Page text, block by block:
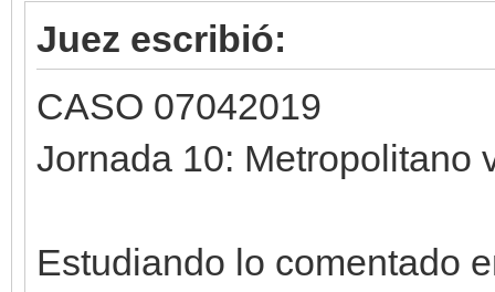
Juez escribió:
CASO 07042019
Jornada 10: Metropolitano
Estudiando lo comentado